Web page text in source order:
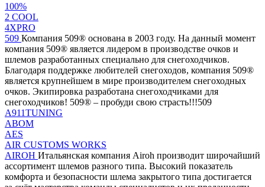
100%
2 СOOL
4XPRO
509 Компания 509® основана в 2003 году. На данный момент
компания 509® является лидером в производстве очков и
шлемов разработанных специально для снегоходчиков.
Благодаря поддержке любителей снегоходов, компания 509®
является крупнейшем в мире производителем снегоходных
очков. Экипировка разработана снегоходчиками для
снегоходчиков! 509® – пробуди свою страсть!!!509
A911TUNING
ABOM
AES
AIR CUSTOMS WORKS
AIROH Итальянская компания Airoh производит широчайший
ассортимент шлемов разного типа. Высокий показатель
комфорта и безопасности шлема закрытого типа достигается